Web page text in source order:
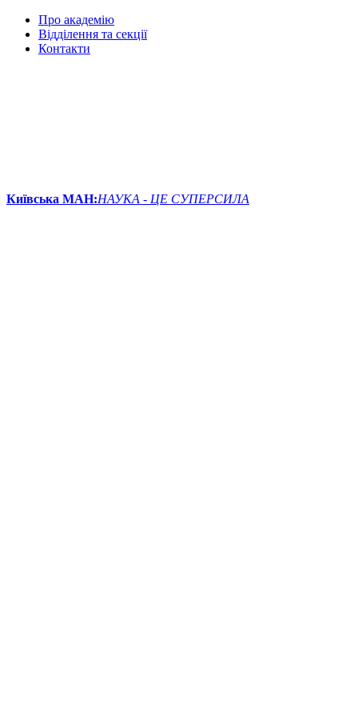
Про академію
Відділення та секції
Контакти
Київська МАН:НАУКА - ЦЕ СУПЕРСИЛА